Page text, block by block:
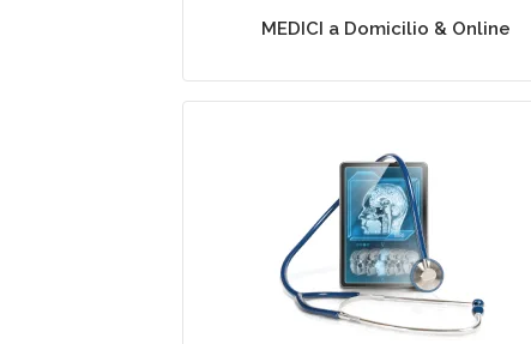
MEDICI a Domicilio & Online
Esami Strumentali e
Domicilio